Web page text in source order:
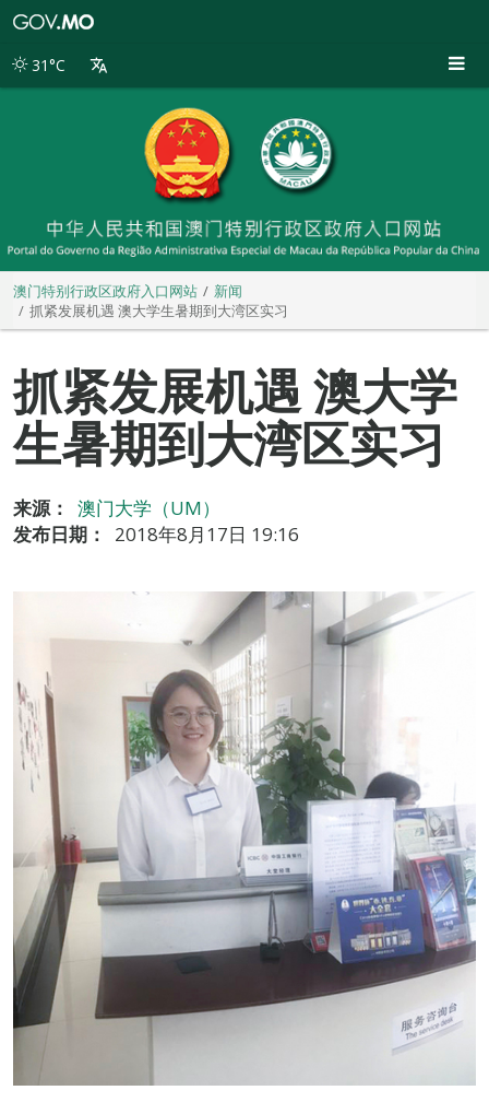
别
31°C
澳门特别行政区政府入口网站
新闻
抓紧发展机遇 澳大学生暑期到大湾区实习
抓紧发展机遇 澳大学
生暑期到大湾区实习
来源：
澳门大学（UM）
发布日期：
2018年8月17日 19:16